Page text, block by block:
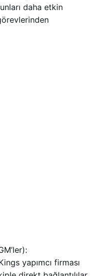
daha etkin
yapımcı firması